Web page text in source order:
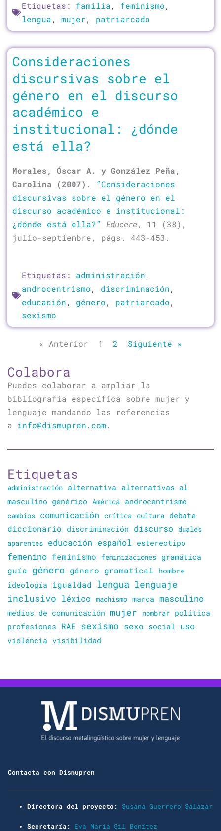
Etiquetas: familia, feminismo,
lengua, mujer, patriarcado
Consideraciones
discursivas sobre el
género en el discurso
académico e
institucional: ¿dónde
está ella?
Morales, Óscar A. y González Peña,
Carolina (2007) . “Consideraciones
discursivas sobre el género en el
discurso académico e institucional:
¿dónde está ella?”
Educere, 11 (38),
julio-septiembre, págs. 443-453.
Etiquetas: administración,
androcentrismo, discriminación,
educación, género, patriarcado,
sexismo
« Anterior 1 2 Siguiente »
Colabora
Puedes colaborar a ampliar la
bibliografía específica sobre mujer y
lenguaje mandando las referencias
a info@dismupren.com .
Etiquetas
administración alternativa alternativas al
masculino genérico América androcentrismo
cambios comunicación crítica cultura debate
diccionario discriminación discurso duales
aparentes educación español estereotipo
femenino feminismo feminizaciones gramática
guía género género gramatical hombre
ideología igualdad lengua lenguaje
inclusivo léxico machismo marca masculino
medios de comunicación mujer nombrar política
profesiones RAE sexismo sexo social uso
violencia visibilidad
Contacta con Dismupren
Directora del proyecto: Susana Guerrero Salazar
Secretaría: Eva María Gil Benítez